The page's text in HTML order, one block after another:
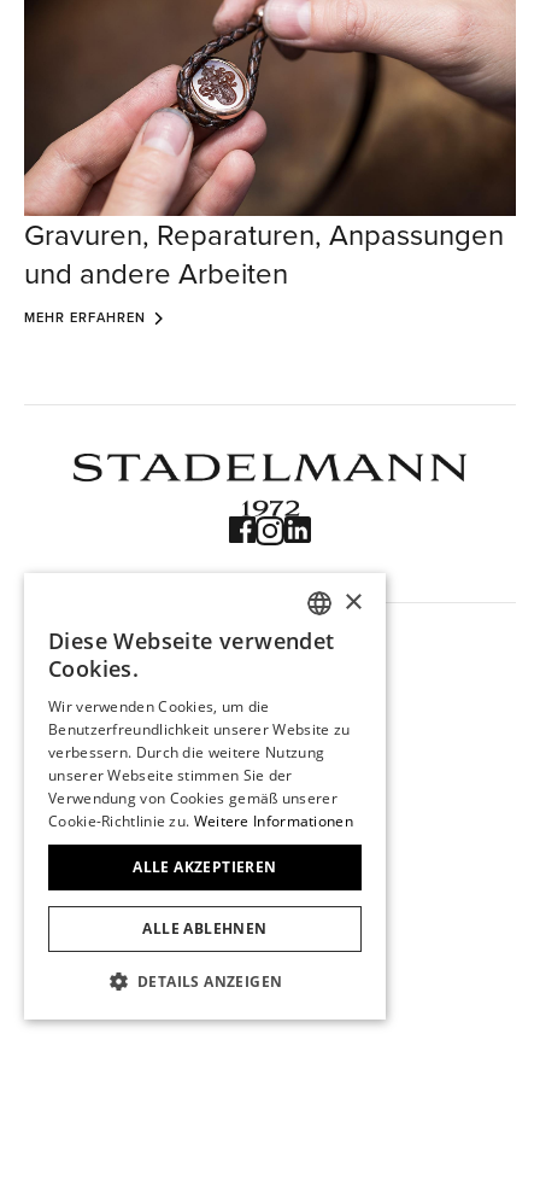
Gravuren, Reparaturen, Anpassungen
und andere Arbeiten
MEHR ERFAHREN
Produkte
Trouvaille
Über uns
Kontakt
Impressum
Datenschutz
KONTAKT
Stadelmann 1972
Marktgasse 29
3011 Bern
info@stadelmann1972.ch
Beratungstermin
GERMAN
FRENCH
×
Diese Webseite verwendet
Cookies.
Wir verwenden Cookies, um die
Benutzerfreundlichkeit unserer Website zu
verbessern. Durch die weitere Nutzung
unserer Webseite stimmen Sie der
Verwendung von Cookies gemäß unserer
Cookie-Richtlinie zu. Weitere Informationen
ALLE AKZEPTIEREN
ALLE ABLEHNEN
DETAILS ANZEIGEN
UNBEDINGT ERFORDERLICH